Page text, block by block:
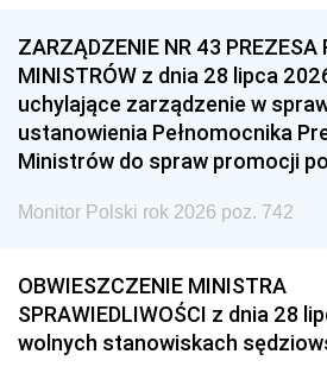
ZARZĄDZENIE NR 43 PREZESA
MINISTRÓW z dnia 28 lipca
uchylające zarządzenie w
ustanowienia Pełnomocnika
Ministrów do spraw promocji
Monitor Polski rok 2026 poz. 742
OBWIESZCZENIE MINISTRA
SPRAWIEDLIWOŚCI z dnia 28
wolnych stanowiskach